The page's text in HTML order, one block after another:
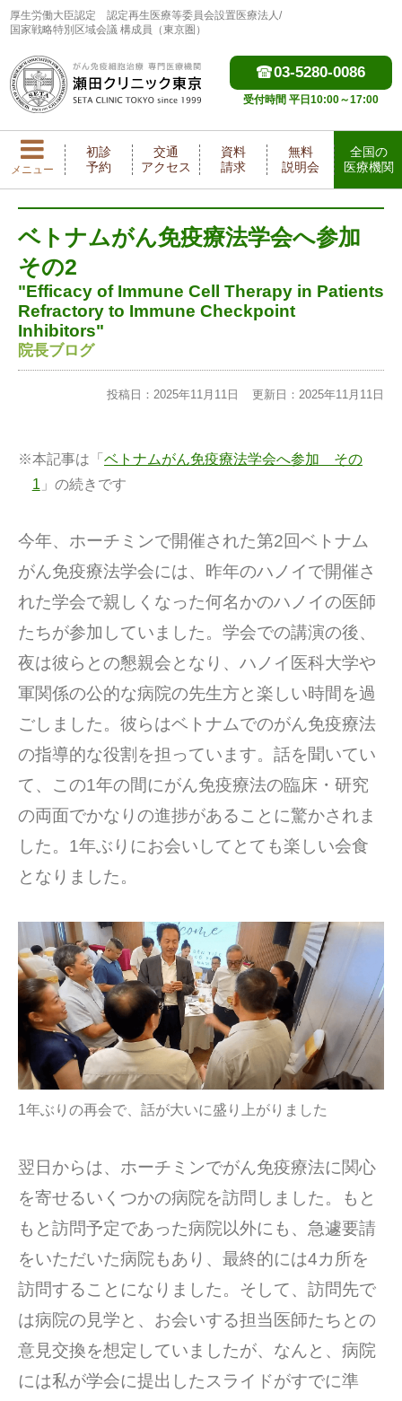
厚生労働大臣認定
認定再生医療等委員会設置医療法人/
国家戦略特別区域会議 構成員（東京圏）
03-5280-0086
受付時間 平日10:00～17:00
メニュー
初診
予約
交通
アクセス
資料
請求
無料
説明会
全国の
医療機関
ベトナムがん免疫療法学会へ参加
その2
"Efficacy of Immune Cell Therapy in Patients
Refractory to Immune Checkpoint
Inhibitors"
院長ブログ
投稿日：2025年11月11日 更新日：2025年11月11日
※本記事は「 ベトナムがん免疫療法学会へ参加 その
1 」の続きです
今年、ホーチミンで開催された第2回ベトナム
がん免疫療法学会には、昨年のハノイで開催さ
れた学会で親しくなった何名かのハノイの医師
たちが参加していました。学会での講演の後、
夜は彼らとの懇親会となり、ハノイ医科大学や
軍関係の公的な病院の先生方と楽しい時間を過
ごしました。彼らはベトナムでのがん免疫療法
の指導的な役割を担っています。話を聞いてい
て、この1年の間にがん免疫療法の臨床・研究
の両面でかなりの進捗があることに驚かされま
した。1年ぶりにお会いしてとても楽しい会食
となりました。
1年ぶりの再会で、話が大いに盛り上がりました
翌日からは、ホーチミンでがん免疫療法に関心
を寄せるいくつかの病院を訪問しました。もと
もと訪問予定であった病院以外にも、急遽要請
をいただいた病院もあり、最終的には4カ所を
訪問することになりました。そして、訪問先で
は病院の見学と、お会いする担当医師たちとの
意見交換を想定していましたが、なんと、病院
には私が学会に提出したスライドがすでに準